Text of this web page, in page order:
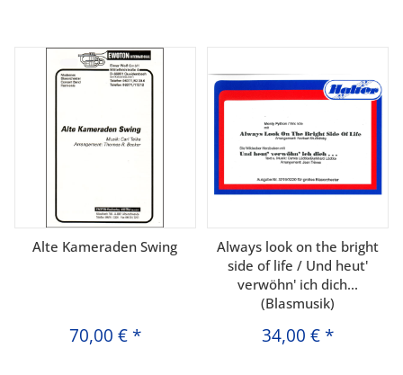
Alte Kameraden Swing
70,00 € *
Always look on the bright
side of life / Und heut'
verwöhn' ich dich...
(Blasmusik)
34,00 € *